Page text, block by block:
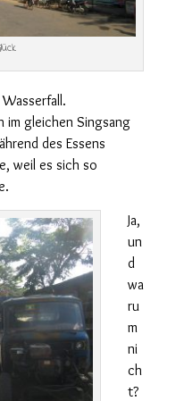
im gleichen Singsang
des Essens
weil es sich so
Ja,
un
d
wa
ru
m
ni
ch
t?